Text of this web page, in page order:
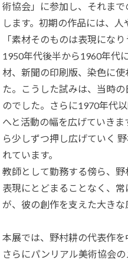
術協会」に参加し、それま
します。初期の作品には、
「素材そのものは表現にな
1950年代後半から1960年代
材、新聞の印刷版、染色に
た。こうした試みは、当時
のでした。さらに1970年代
へと活動の幅を広げていき
ら少しずつ押し広げていく
れています。
教師として勤務する傍ら、
表現にとどまることなく、
が、彼の創作を支えた大きな
本展では、野村耕の代表作を
さらにパンリアル美術協会